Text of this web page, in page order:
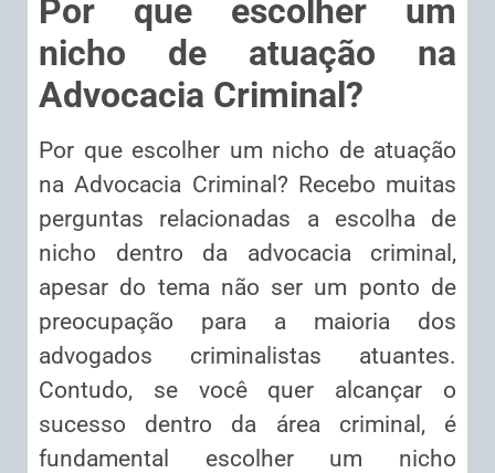
Por que escolher um
nicho de atuação na
Advocacia Criminal?
Por que escolher um nicho de atuação
na Advocacia Criminal? Recebo muitas
perguntas relacionadas a escolha de
nicho dentro da advocacia criminal,
apesar do tema não ser um ponto de
preocupação para a maioria dos
advogados criminalistas atuantes.
Contudo, se você quer alcançar o
sucesso dentro da área criminal, é
fundamental escolher um nicho